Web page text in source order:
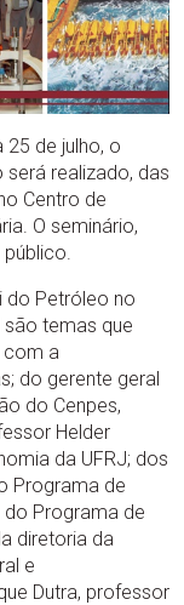
de julho, o
será realizado, das
Centro de
O seminário,
do Petróleo no
são temas que
com a
do gerente geral
do Cenpes,
Helder
da UFRJ; dos
Programa de
do Programa de
diretoria da
e
Dutra, professor